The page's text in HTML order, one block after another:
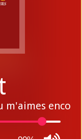
m'aimes